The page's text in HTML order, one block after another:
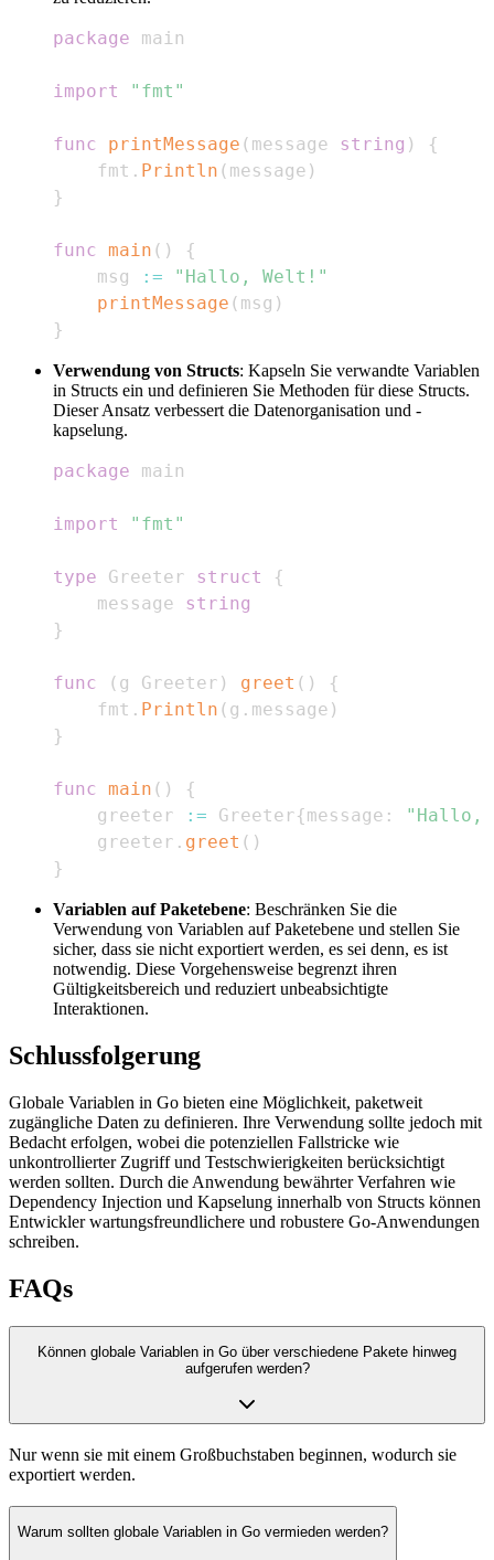
package
import "fmt"
func printMessage ( message string )
{
    fmt
. Println ( message )
}
func main ( )
{
    msg
:=
"Hallo, Welt!"
printMessage ( msg )
}
Verwendung von Structs: Kapseln Sie verwandte Variablen
in Structs ein und definieren Sie Methoden für diese Structs.
Dieser Ansatz verbessert die Datenorganisation und -
kapselung.
package
import "fmt"
type Greeter struct
{
    message
string
}
func ( g Greeter ) greet ( )
{
    fmt
. Println ( g . message )
}
func main ( )
{
    greeter
:= Greeter{message :
"Hallo,
    greeter
. greet ( )
}
Variablen auf Paketebene: Beschränken Sie die
Verwendung von Variablen auf Paketebene und stellen Sie
sicher, dass sie nicht exportiert werden, es sei denn, es ist
notwendig. Diese Vorgehensweise begrenzt ihren
Gültigkeitsbereich und reduziert unbeabsichtigte
Interaktionen.
Schlussfolgerung
Globale Variablen in Go bieten eine Möglichkeit, paketweit
zugängliche Daten zu definieren. Ihre Verwendung sollte jedoch mit
Bedacht erfolgen, wobei die potenziellen Fallstricke wie
unkontrollierter Zugriff und Testschwierigkeiten berücksichtigt
werden sollten. Durch die Anwendung bewährter Verfahren wie
Dependency Injection und Kapselung innerhalb von Structs können
Entwickler wartungsfreundlichere und robustere Go-Anwendungen
schreiben.
FAQs
Können globale Variablen in Go über verschiedene Pakete hinweg
aufgerufen werden?
Nur wenn sie mit einem Großbuchstaben beginnen, wodurch sie
exportiert werden.
Warum sollten globale Variablen in Go vermieden werden?